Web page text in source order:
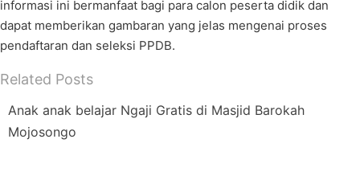
informasi ini bermanfaat bagi para calon peserta didik dan
dapat memberikan gambaran yang jelas mengenai proses
pendaftaran dan seleksi PPDB.
Related Posts
Anak anak belajar Ngaji Gratis di Masjid Barokah
Mojosongo